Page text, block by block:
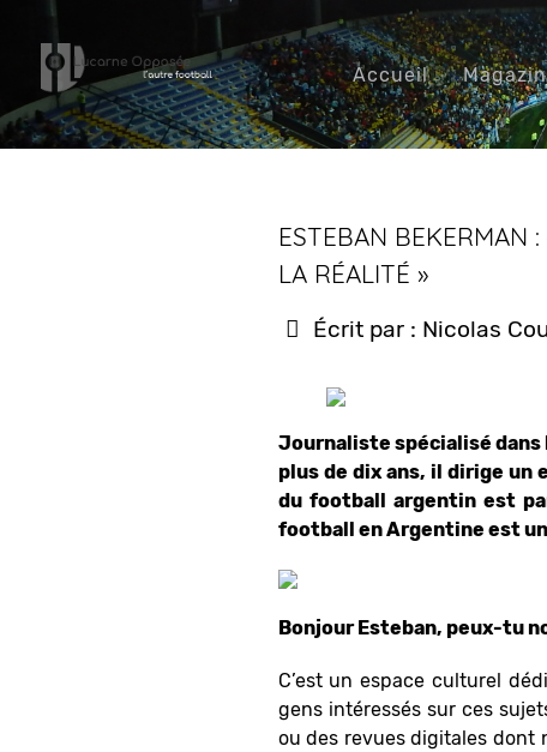
Accueil
ESTEBAN BEKERMAN
LA RÉALITÉ »
Écrit par : Nicolas
Journaliste spécialisé
plus de dix ans, il dirige un
du football argentin est
football en Argentine est
Bonjour Esteban, peux-tu
C’est un espace culturel
gens intéressés sur ces
ou des revues digitales dont